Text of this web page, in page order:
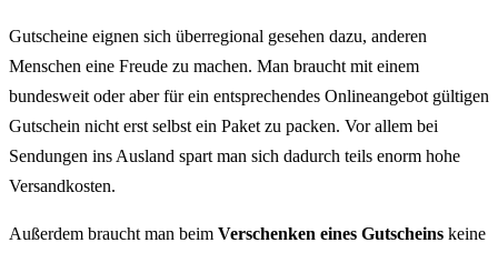
Gutscheine eignen sich überregional gesehen dazu, anderen
Menschen eine Freude zu machen. Man braucht mit einem
bundesweit oder aber für ein entsprechendes Onlineangebot gültigen
Gutschein nicht erst selbst ein Paket zu packen. Vor allem bei
Sendungen ins Ausland spart man sich dadurch teils enorm hohe
Versandkosten.
Außerdem braucht man beim Verschenken eines Gutscheins keine